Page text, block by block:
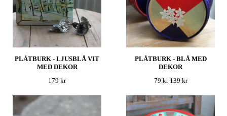
PLÅTBURK - LJUSBLÅ VIT
MED DEKOR
179 kr
PLÅTBURK - BLÅ MED
DEKOR
79 kr139 kr